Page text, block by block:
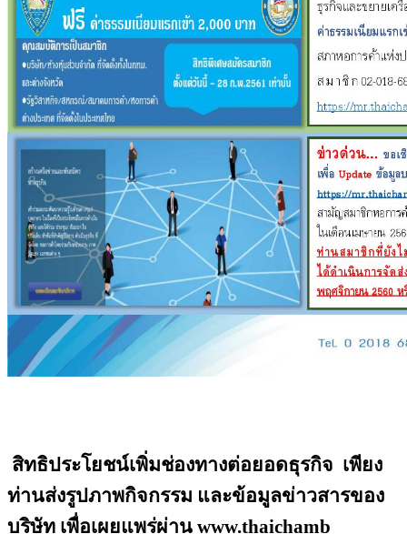
สิทธิประโยชน์เพิ่มช่องทางต่อยอดธุรกิจ เพียง
ท่านส่งรูปภาพกิจกรรม และข้อมูลข่าวสารของ
บริษัท เพื่อเผยแพร่ผ่าน www.thaichamb